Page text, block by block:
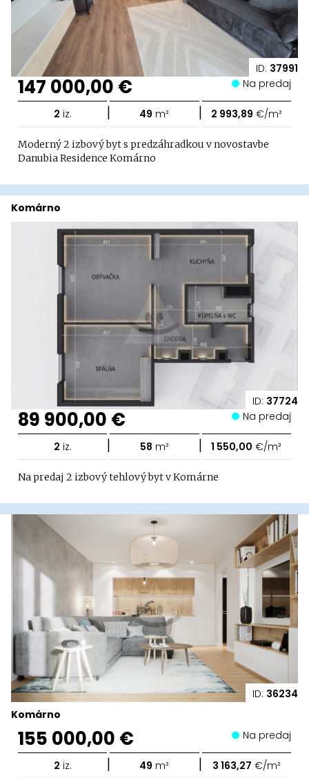
ID: 37991
147 000,00 € Na predaj
2 iz. | 49 m² | 2 993,89 €/m²
Moderný 2 izbový byt s predzáhradkou v novostavbe
Danubia Residence Komárno
ID: 37724
Komárno
89 900,00 € Na predaj
2 iz. | 58 m² | 1 550,00 €/m²
Na predaj 2 izbový tehlový byt v Komárne
ID: 36234
Komárno
155 000,00 € Na predaj
2 iz. | 49 m² | 3 163,27 €/m²